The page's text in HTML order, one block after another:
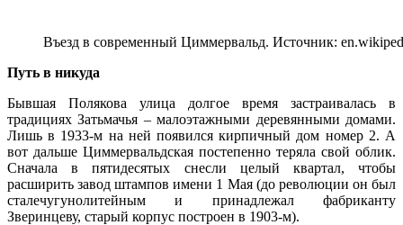
Въезд в современный Циммервальд. Источник:
Путь в никуда
Бывшая Полякова улица долгое время застраивалась в
традициях Затьмачья – малоэтажными деревянными домами.
Лишь в 1933-м на ней появился кирпичный дом номер 2. А
вот дальше Циммервальдская постепенно теряла свой облик.
Сначала в пятидесятых снесли целый квартал, чтобы
расширить завод штампов имени 1 Мая (до революции он был
сталечугунолитейным и принадлежал фабриканту
Зверинцеву, старый корпус построен в 1903-м).